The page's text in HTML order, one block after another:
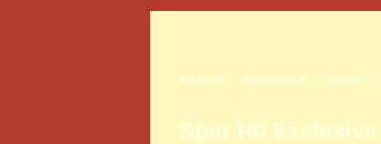
Startseite Unternehmen Kontakt
Spur H0